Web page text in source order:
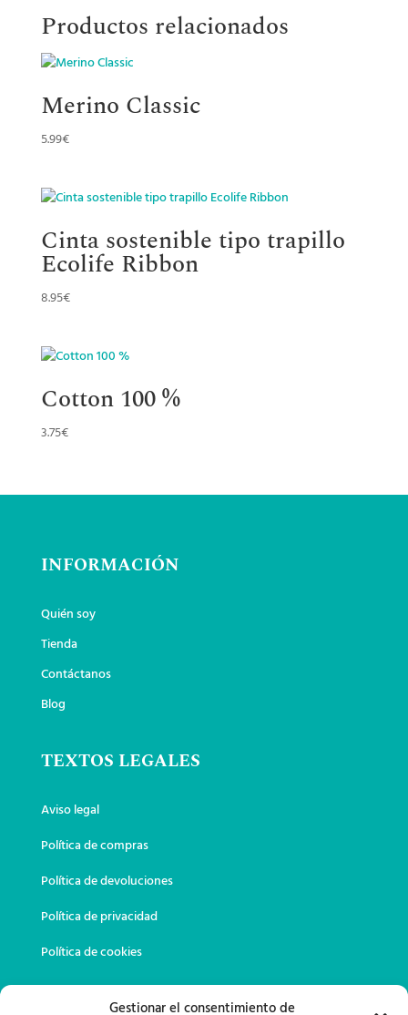
Gestionar el consentimiento de
Productos relacionados
Merino Classic
5.99€
Cinta sostenible tipo trapillo
Ecolife Ribbon
8.95€
Cotton 100 %
3.75€
INFORMACIÓN
Quién soy
Tienda
Contáctanos
Blog
TEXTOS LEGALES
Aviso legal
Política de compras
Política de devoluciones
Política de privacidad
Política de cookies
DATOS DE CONTACTO